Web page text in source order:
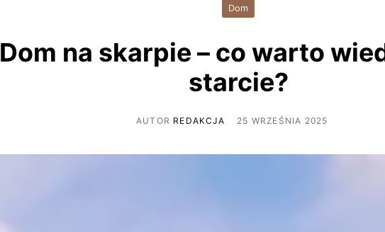
Dom
Dom na skarpie – co warto
starcie?
AUTOR REDAKCJA 25 WRZEŚNIA 2025